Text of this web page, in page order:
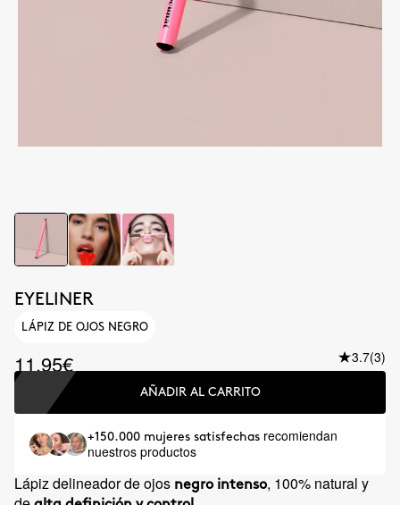
EYELINER
LÁPIZ DE OJOS NEGRO
11.95€ 3.7(3)
AÑADIR AL CARRITO
+150.000 mujeres satisfechas recomiendan
nuestros productos
Lápiz delineador de ojos negro intenso, 100% natural y